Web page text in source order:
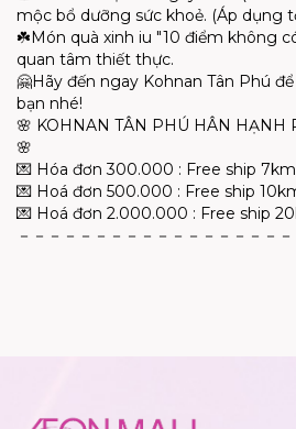
mộc bổ dưỡng sức khoẻ. (Áp dụng
☘️Món quà xinh iu "10 điểm không
quan tâm thiết thực.
🤗Hãy đến ngay Kohnan Tân Phú
bạn nhé!
🌸 KOHNAN TÂN PHÚ HÂN HẠNH
🌸
💌 Hóa đơn 300.000 : Free ship 7km
💌 Hoá đơn 500.000 : Free ship
💌 Hoá đơn 2.000.000 : Free ship
－－－－－－－－－－－－－－－－－－